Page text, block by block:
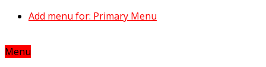
Add menu for: Primary Menu
Menu